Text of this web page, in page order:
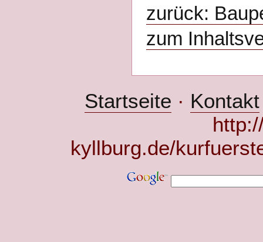
zurück:
zum
Startseite · Kontakt
kyllburg.de/